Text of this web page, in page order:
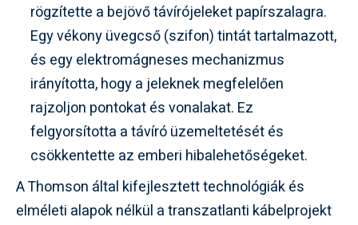
rögzítette a bejövő távírójeleket papírszalagra.
Egy vékony üvegcső (szifon) tintát tartalmazott,
és egy elektromágneses mechanizmus
irányította, hogy a jeleknek megfelelően
rajzoljon pontokat és vonalakat. Ez
felgyorsította a távíró üzemeltetését és
csökkentette az emberi hibalehetőségeket.
A Thomson által kifejlesztett technológiák és
elméleti alapok nélkül a transzatlanti kábelprojekt